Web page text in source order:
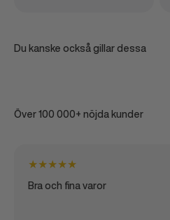
Du kanske också gillar dessa
Över 100 000+ nöjda kunder
★★★★★
Bra och fina varor